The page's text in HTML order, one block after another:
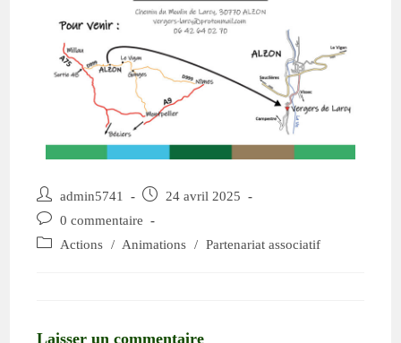
admin5741
24 avril 2025
0 commentaire
Actions / Animations / Partenariat associatif
Laisser un commentaire